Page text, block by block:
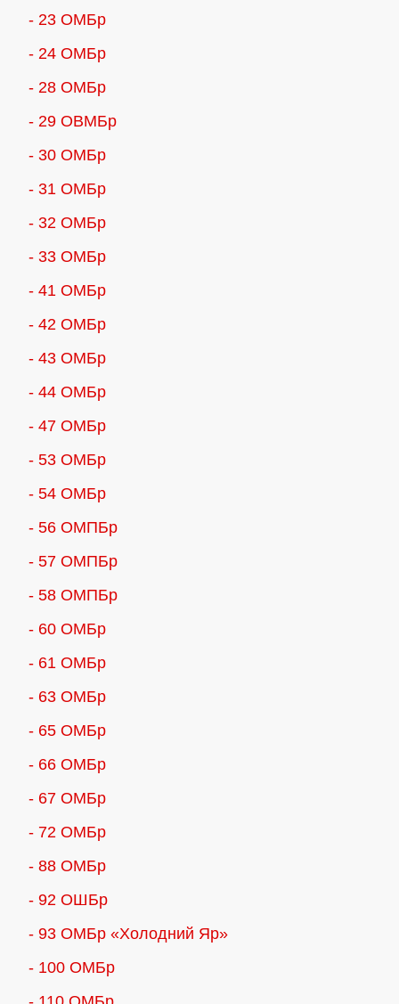
- 23 ОМБр
- 24 ОМБр
- 28 ОМБр
- 29 ОВМБр
- 30 ОМБр
- 31 ОМБр
- 32 ОМБр
- 33 ОМБр
- 41 ОМБр
- 42 ОМБр
- 43 ОМБр
- 44 ОМБр
- 47 ОМБр
- 53 ОМБр
- 54 ОМБр
- 56 ОМПБр
- 57 ОМПБр
- 58 ОМПБр
- 60 ОМБр
- 61 ОМБр
- 63 ОМБр
- 65 ОМБр
- 66 ОМБр
- 67 ОМБр
- 72 ОМБр
- 88 ОМБр
- 92 ОШБр
- 93 ОМБр «Холодний Яр»
- 100 ОМБр